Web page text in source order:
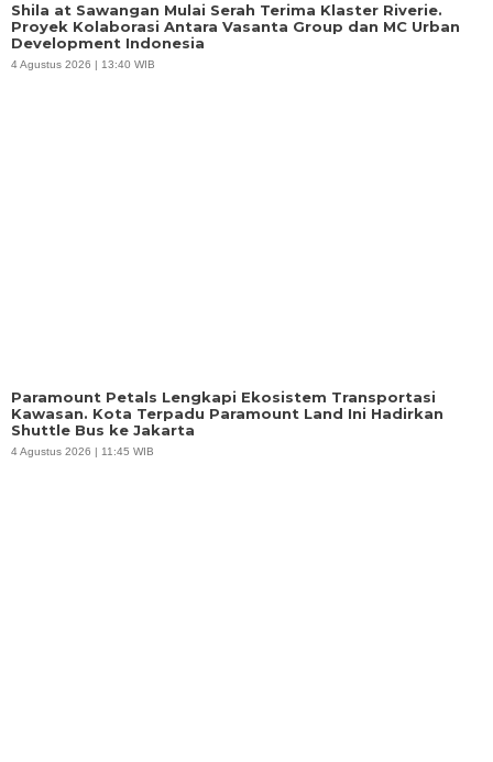
Shila at Sawangan Mulai Serah Terima Klaster Riverie.
Proyek Kolaborasi Antara Vasanta Group dan MC Urban
Development Indonesia
4 Agustus 2026 | 13:40 WIB
Paramount Petals Lengkapi Ekosistem Transportasi
Kawasan. Kota Terpadu Paramount Land Ini Hadirkan
Shuttle Bus ke Jakarta
4 Agustus 2026 | 11:45 WIB